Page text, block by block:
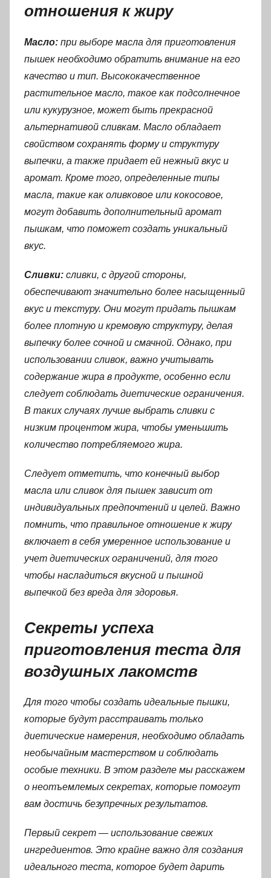
отношения к жиру
Масло: при выборе масла для приготовления
пышек необходимо обратить внимание на его
качество и тип. Высококачественное
растительное масло, такое как подсолнечное
или кукурузное, может быть прекрасной
альтернативой сливкам. Масло обладает
свойством сохранять форму и структуру
выпечки, а также придает ей нежный вкус и
аромат. Кроме того, определенные типы
масла, такие как оливковое или кокосовое,
могут добавить дополнительный аромат
пышкам, что поможет создать уникальный
вкус.
Сливки: сливки, с другой стороны,
обеспечивают значительно более насыщенный
вкус и текстуру. Они могут придать пышкам
более плотную и кремовую структуру, делая
выпечку более сочной и смачной. Однако, при
использовании сливок, важно учитывать
содержание жира в продукте, особенно если
следует соблюдать диетические ограничения.
В таких случаях лучше выбрать сливки с
низким процентом жира, чтобы уменьшить
количество потребляемого жира.
Следует отметить, что конечный выбор
масла или сливок для пышек зависит от
индивидуальных предпочтений и целей. Важно
помнить, что правильное отношение к жиру
включает в себя умеренное использование и
учет диетических ограничений, для того
чтобы насладиться вкусной и пышной
выпечкой без вреда для здоровья.
Секреты успеха
приготовления теста для
воздушных лакомств
Для того чтобы создать идеальные пышки,
которые будут расстраивать только
диетические намерения, необходимо обладать
необычайным мастерством и соблюдать
особые техники. В этом разделе мы расскажем
о неотъемлемых секретах, которые помогут
вам достичь безупречных результатов.
Первый секрет — использование свежих
ингредиентов. Это крайне важно для создания
идеального теста, которое будет дарить